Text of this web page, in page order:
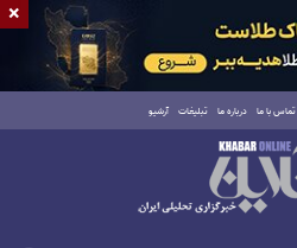
تماس با ما درباره ما تبلیغات آرشیو
×